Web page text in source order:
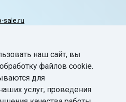
sale.ru
наш сайт, вы
файлов cookie.
для
услуг, проведения